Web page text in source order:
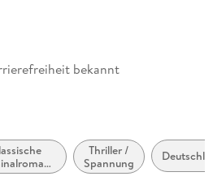
bekannt
Mystery
Thriller /
Spannung